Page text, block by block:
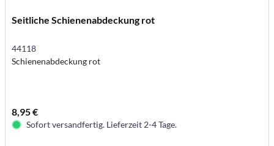
Seitliche Schienenabdeckung rot
44118
Schienenabdeckung rot
8,95 €
Sofort versandfertig. Lieferzeit 2-4 Tage.